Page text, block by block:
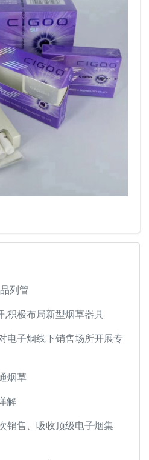
列管
,积极布局新型烟草器具
电子烟线下销售场所开展专
烟草
解
销售、吸收顶级电子烟集